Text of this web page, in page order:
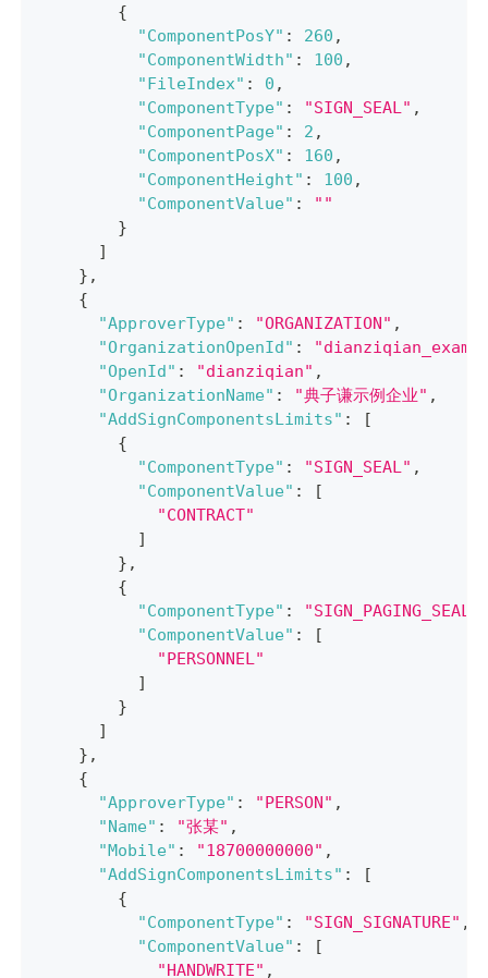
{
"ComponentPosY" : 260 ,
"ComponentWidth" : 100 ,
"FileIndex" : 0 ,
"ComponentType" : "SIGN_SEAL" ,
"ComponentPage" : 2 ,
"ComponentPosX" : 160 ,
"ComponentHeight" : 100 ,
"ComponentValue" :
""
}
]
} ,
{
"ApproverType" : "ORGANIZATION" ,
"OrganizationOpenId" :
"OpenId" : "dianziqian" ,
"OrganizationName" : "典子谦示例企业" ,
"AddSignComponentsLimits" :
[
{
"ComponentType" : "SIGN_SEAL" ,
"ComponentValue" :
[
"CONTRACT"
]
} ,
{
"ComponentType" : "SIGN_PAGING_SEAL"
"ComponentValue" :
[
"PERSONNEL"
]
}
]
} ,
{
"ApproverType" : "PERSON" ,
"Name" : "张某" ,
"Mobile" : "18700000000" ,
"AddSignComponentsLimits" :
[
{
"ComponentType" : "SIGN_SIGNATURE" ,
"ComponentValue" :
[
"HANDWRITE" ,